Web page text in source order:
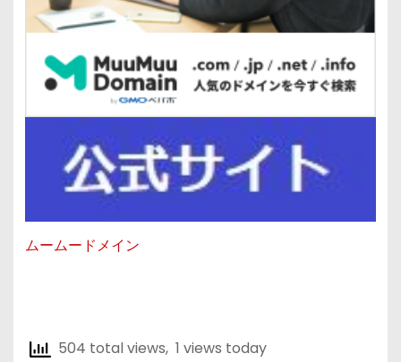
ムームードメイン
504 total views, 1 views today